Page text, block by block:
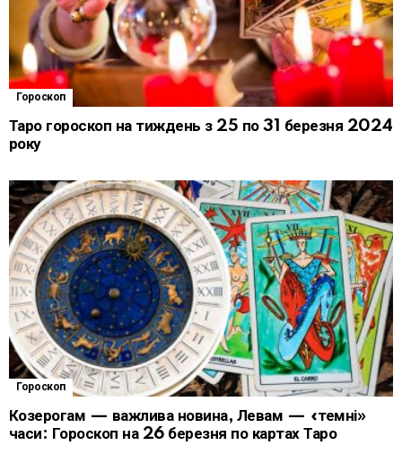
Гороскоп
Таро гороскоп на тиждень з 25 по 31 березня 2024
року
Гороскоп
Козерогам — важлива новина, Левам — «темні»
часи: Гороскоп на 26 березня по картах Таро